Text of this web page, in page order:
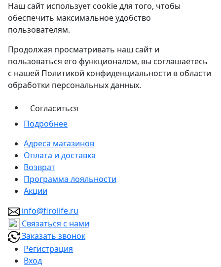
Наш сайт использует cookie для того, чтобы
обеспечить максимальное удобство
пользователям.
Продолжая просматривать наш сайт и
пользоваться его функционалом, вы соглашаетесь
с нашей Политикой конфиденциальности в области
обработки персональных данных.
Согласиться
Подробнее
Адреса магазинов
Оплата и доставка
Возврат
Программа лояльности
Акции
info@firolife.ru
Связаться с нами
Заказать звонок
Регистрация
Вход